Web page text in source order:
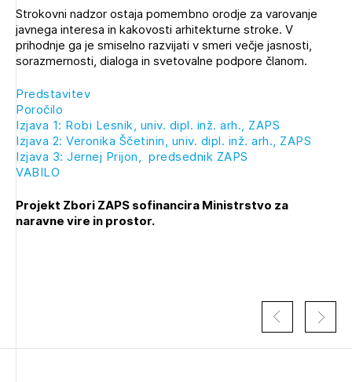
Izbrana vsebina je namenjena le ZAPS
registriranim uporabnikom. Da lahko do nje
Strokovni nadzor ostaja pomembno orodje za varovanje
javnega interesa in kakovosti arhitekturne stroke. V
prihodnje ga je smiselno razvijati v smeri večje jasnosti,
sorazmernosti, dialoga in svetovalne podpore članom.
Predstavitev
Poročilo
Izjava 1: Robi Lesnik, univ. dipl. inž. arh., ZAPS
Izjava 2: Veronika Ščetinin, univ. dipl. inž. arh., ZAPS
Izjava 3: Jernej Prijon, predsednik ZAPS
VABILO
Projekt Zbori ZAPS sofinancira Ministrstvo za
naravne vire in prostor.